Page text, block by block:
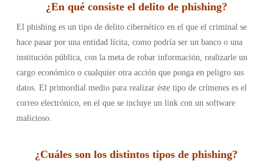
¿En qué consiste el delito de phishing?
El phishing es un tipo de delito cibernético en el que el criminal se
hace pasar por una entidad lícita, como podría ser un banco o una
institución pública, con la meta de robar información, realizarle un
cargo económico o cualquier otra acción que ponga en peligro sus
datos. El primordial medio para realizar éste tipo de crímenes es el
correo electrónico, en el que se incluye un link con un software
malicioso.
¿Cuáles son los distintos tipos de phishing?